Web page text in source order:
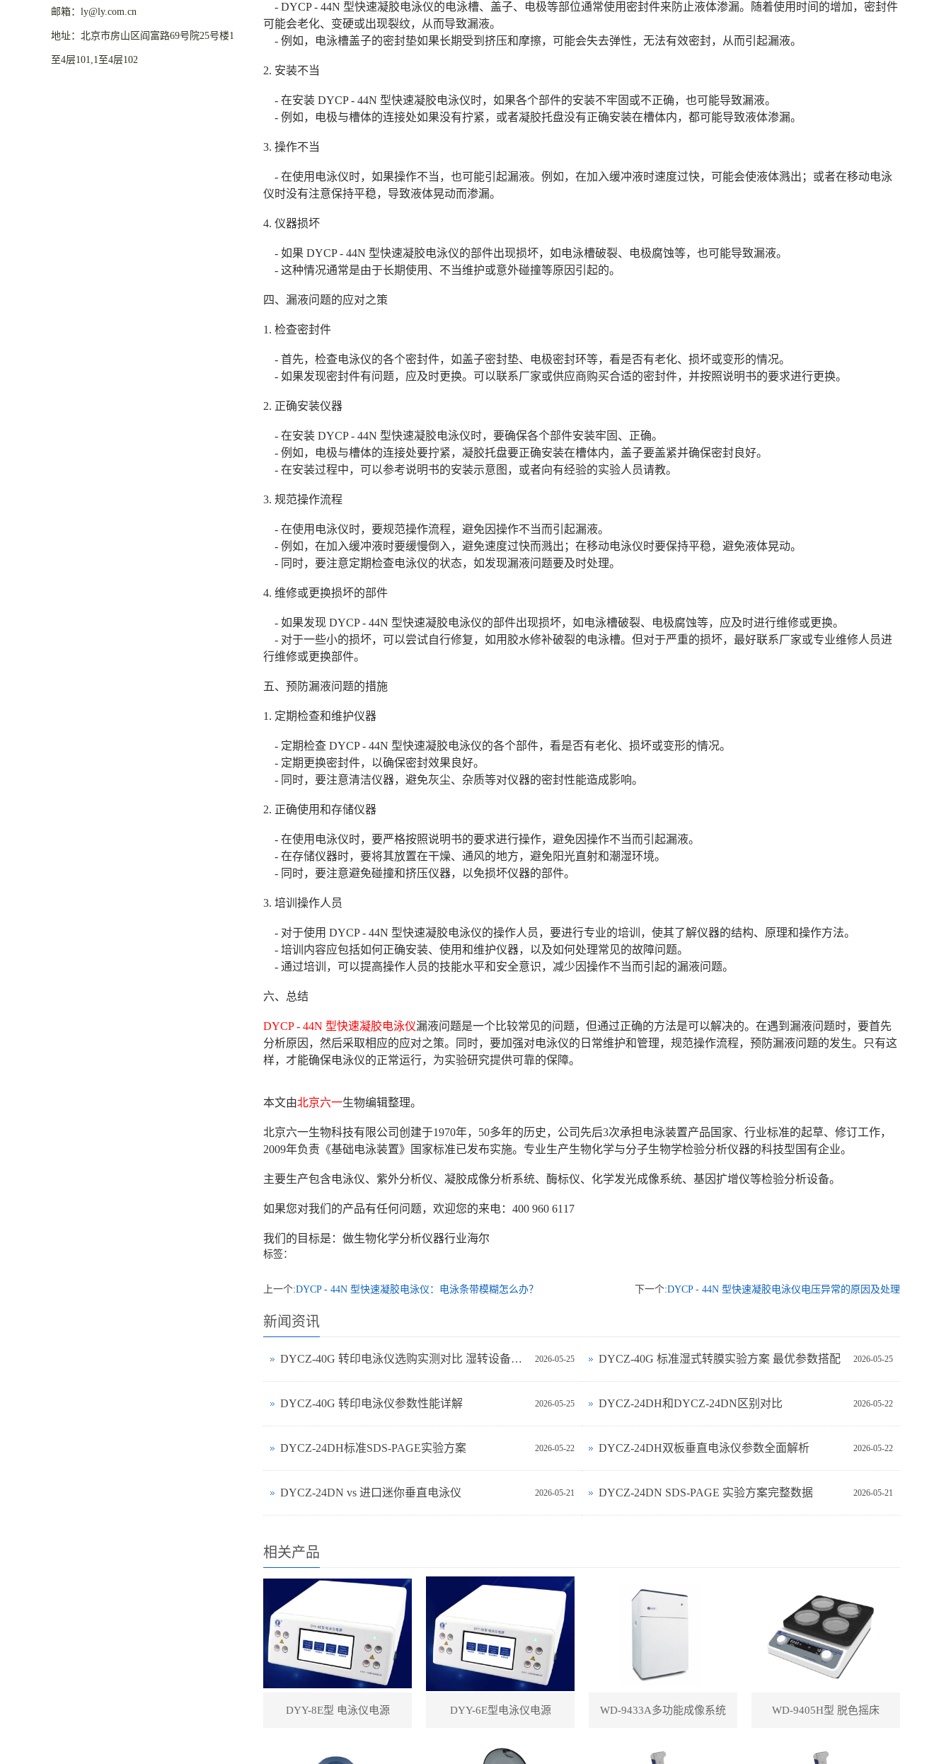
邮箱：ly@ly.com.cn
地址：北京市房山区阎富路69号院25号楼1
至4层101,1至4层102
- DYCP - 44N 型快速凝胶电泳仪的电泳槽、盖子、电极等部位通常使用密封件来防止液体渗漏。随着使用时间的增加，密封件
可能会老化、变硬或出现裂纹，从而导致漏液。
- 例如，电泳槽盖子的密封垫如果长期受到挤压和摩擦，可能会失去弹性，无法有效密封，从而引起漏液。
2. 安装不当
- 在安装 DYCP - 44N 型快速凝胶电泳仪时，如果各个部件的安装不牢固或不正确，也可能导致漏液。
- 例如，电极与槽体的连接处如果没有拧紧，或者凝胶托盘没有正确安装在槽体内，都可能导致液体渗漏。
3. 操作不当
- 在使用电泳仪时，如果操作不当，也可能引起漏液。例如，在加入缓冲液时速度过快，可能会使液体溅出；或者在移动电泳
仪时没有注意保持平稳，导致液体晃动而渗漏。
4. 仪器损坏
- 如果 DYCP - 44N 型快速凝胶电泳仪的部件出现损坏，如电泳槽破裂、电极腐蚀等，也可能导致漏液。
- 这种情况通常是由于长期使用、不当维护或意外碰撞等原因引起的。
四、漏液问题的应对之策
1. 检查密封件
- 首先，检查电泳仪的各个密封件，如盖子密封垫、电极密封环等，看是否有老化、损坏或变形的情况。
- 如果发现密封件有问题，应及时更换。可以联系厂家或供应商购买合适的密封件，并按照说明书的要求进行更换。
2. 正确安装仪器
- 在安装 DYCP - 44N 型快速凝胶电泳仪时，要确保各个部件安装牢固、正确。
- 例如，电极与槽体的连接处要拧紧，凝胶托盘要正确安装在槽体内，盖子要盖紧并确保密封良好。
- 在安装过程中，可以参考说明书的安装示意图，或者向有经验的实验人员请教。
3. 规范操作流程
- 在使用电泳仪时，要规范操作流程，避免因操作不当而引起漏液。
- 例如，在加入缓冲液时要缓慢倒入，避免速度过快而溅出；在移动电泳仪时要保持平稳，避免液体晃动。
- 同时，要注意定期检查电泳仪的状态，如发现漏液问题要及时处理。
4. 维修或更换损坏的部件
- 如果发现 DYCP - 44N 型快速凝胶电泳仪的部件出现损坏，如电泳槽破裂、电极腐蚀等，应及时进行维修或更换。
- 对于一些小的损坏，可以尝试自行修复，如用胶水修补破裂的电泳槽。但对于严重的损坏，最好联系厂家或专业维修人员进
行维修或更换部件。
五、预防漏液问题的措施
1. 定期检查和维护仪器
- 定期检查 DYCP - 44N 型快速凝胶电泳仪的各个部件，看是否有老化、损坏或变形的情况。
- 定期更换密封件，以确保密封效果良好。
- 同时，要注意清洁仪器，避免灰尘、杂质等对仪器的密封性能造成影响。
2. 正确使用和存储仪器
- 在使用电泳仪时，要严格按照说明书的要求进行操作，避免因操作不当而引起漏液。
- 在存储仪器时，要将其放置在干燥、通风的地方，避免阳光直射和潮湿环境。
- 同时，要注意避免碰撞和挤压仪器，以免损坏仪器的部件。
3. 培训操作人员
- 对于使用 DYCP - 44N 型快速凝胶电泳仪的操作人员，要进行专业的培训，使其了解仪器的结构、原理和操作方法。
- 培训内容应包括如何正确安装、使用和维护仪器，以及如何处理常见的故障问题。
- 通过培训，可以提高操作人员的技能水平和安全意识，减少因操作不当而引起的漏液问题。
六、总结
DYCP - 44N 型快速凝胶电泳仪漏液问题是一个比较常见的问题，但通过正确的方法是可以解决的。在遇到漏液问题时，要首先
分析原因，然后采取相应的应对之策。同时，要加强对电泳仪的日常维护和管理，规范操作流程，预防漏液问题的发生。只有这
样，才能确保电泳仪的正常运行，为实验研究提供可靠的保障。
本文由北京六一生物编辑整理。
北京六一生物科技有限公司创建于1970年，50多年的历史，公司先后3次承担电泳装置产品国家、行业标准的起草、修订工作，
2009年负责《基础电泳装置》国家标准已发布实施。专业生产生物化学与分子生物学检验分析仪器的科技型国有企业。
主要生产包含电泳仪、紫外分析仪、凝胶成像分析系统、酶标仪、化学发光成像系统、基因扩增仪等检验分析设备。
如果您对我们的产品有任何问题，欢迎您的来电：400 960 6117
我们的目标是：做生物化学分析仪器行业海尔
标签：
上一个:DYCP - 44N 型快速凝胶电泳仪：电泳条带模糊怎么办？ 下一个:DYCP - 44N 型快速凝胶电泳仪电压异常的原因及处理
新闻资讯
2026-05-25
DYCZ-40G 转印电泳仪选购实测对比 湿转设备怎么选不踩坑 2026-05-25
DYCZ-40G 标准湿式转膜实验方案 最优参数搭配
2026-05-25
DYCZ-40G 转印电泳仪参数性能详解 2026-05-22
DYCZ-24DH和DYCZ-24DN区别对比
2026-05-22
DYCZ-24DH标准SDS-PAGE实验方案 2026-05-22
DYCZ-24DH双板垂直电泳仪参数全面解析
2026-05-21
DYCZ‑24DN vs 进口迷你垂直电泳仪 2026-05-21
DYCZ‑24DN SDS‑PAGE 实验方案完整数据
相关产品
DYY-8E型 电泳仪电源 DYY-6E型电泳仪电源 WD-9433A多功能成像系统 WD-9405H型 脱色摇床